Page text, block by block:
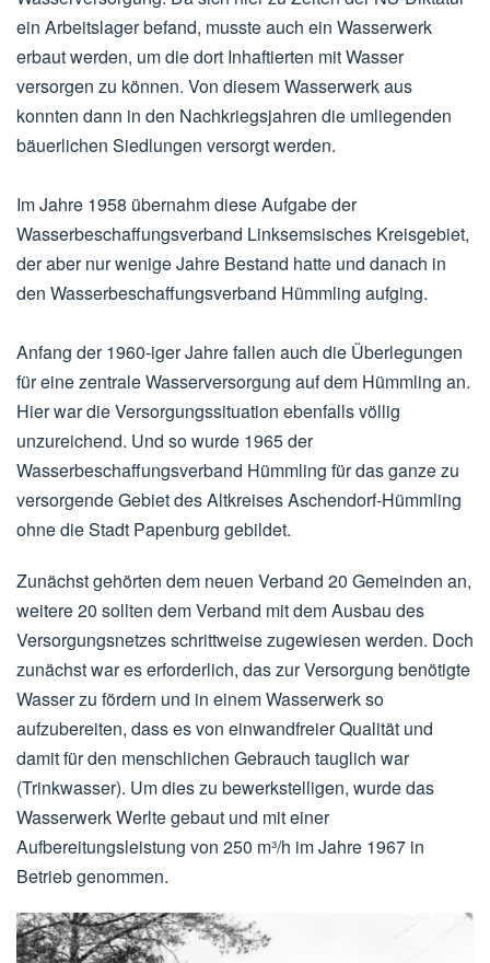
ein Arbeitslager befand, musste auch ein Wasserwerk
erbaut werden, um die dort Inhaftierten mit Wasser
versorgen zu können. Von diesem Wasserwerk aus
konnten dann in den Nachkriegsjahren die umliegenden
bäuerlichen Siedlungen versorgt werden.
Im Jahre 1958 übernahm diese Aufgabe der
Wasserbeschaffungsverband Linksemsisches Kreisgebiet,
der aber nur wenige Jahre Bestand hatte und danach in
den Wasserbeschaffungsverband Hümmling aufging.
Anfang der 1960-iger Jahre fallen auch die Überlegungen
für eine zentrale Wasserversorgung auf dem Hümmling an.
Hier war die Versorgungssituation ebenfalls völlig
unzureichend. Und so wurde 1965 der
Wasserbeschaffungsverband Hümmling für das ganze zu
versorgende Gebiet des Altkreises Aschendorf-Hümmling
ohne die Stadt Papenburg gebildet.
Zunächst gehörten dem neuen Verband 20 Gemeinden an,
weitere 20 sollten dem Verband mit dem Ausbau des
Versorgungsnetzes schrittweise zugewiesen werden. Doch
zunächst war es erforderlich, das zur Versorgung benötigte
Wasser zu fördern und in einem Wasserwerk so
aufzubereiten, dass es von einwandfreier Qualität und
damit für den menschlichen Gebrauch tauglich war
(Trinkwasser). Um dies zu bewerkstelligen, wurde das
Wasserwerk Werlte gebaut und mit einer
Aufbereitungsleistung von 250 m³/h im Jahre 1967 in
Betrieb genommen.